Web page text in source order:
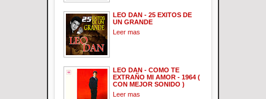
LEO DAN - 25 EXITOS DE
UN GRANDE
Leer mas
LEO DAN - COMO TE
EXTRAÑO MI AMOR - 1964 (
CON MEJOR SONIDO )
Leer mas